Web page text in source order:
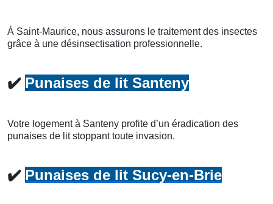
À Saint-Maurice, nous assurons le traitement des insectes
grâce à une désinsectisation professionnelle.
✔️ Punaises de lit Santeny
Votre logement à Santeny profite d’un éradication des
punaises de lit stoppant toute invasion.
✔️ Punaises de lit Sucy-en-Brie